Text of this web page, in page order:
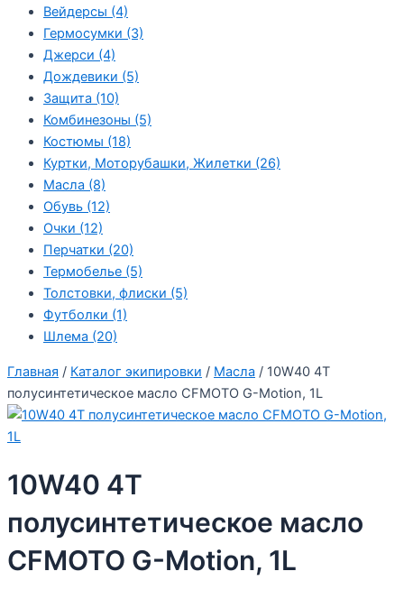
Вейдерсы (4)
Гермосумки (3)
Джерси (4)
Дождевики (5)
Защита (10)
Комбинезоны (5)
Костюмы (18)
Куртки, Моторубашки, Жилетки (26)
Масла (8)
Обувь (12)
Очки (12)
Перчатки (20)
Термобелье (5)
Толстовки, флиски (5)
Футболки (1)
Шлема (20)
Главная / Каталог экипировки / Масла / 10W40 4T
полусинтетическое масло CFMOTO G-Motion, 1L
10W40 4T
полусинтетическое масло
CFMOTO G-Motion, 1L